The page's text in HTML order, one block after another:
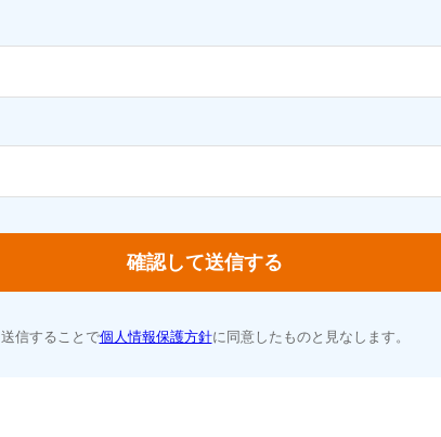
送信することで個人情報保護方針に同意したものと見なします。